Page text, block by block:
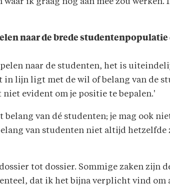
ik graag nog aan mee zou werken.
naar de brede
naar de studenten, het is
lijn ligt met de wil of belang van de
evident om je positie te bepalen.'
van dé studenten; je mag ook
van studenten niet altijd
tot dossier. Sommige zaken zijn
dat ik het bijna verplicht vind